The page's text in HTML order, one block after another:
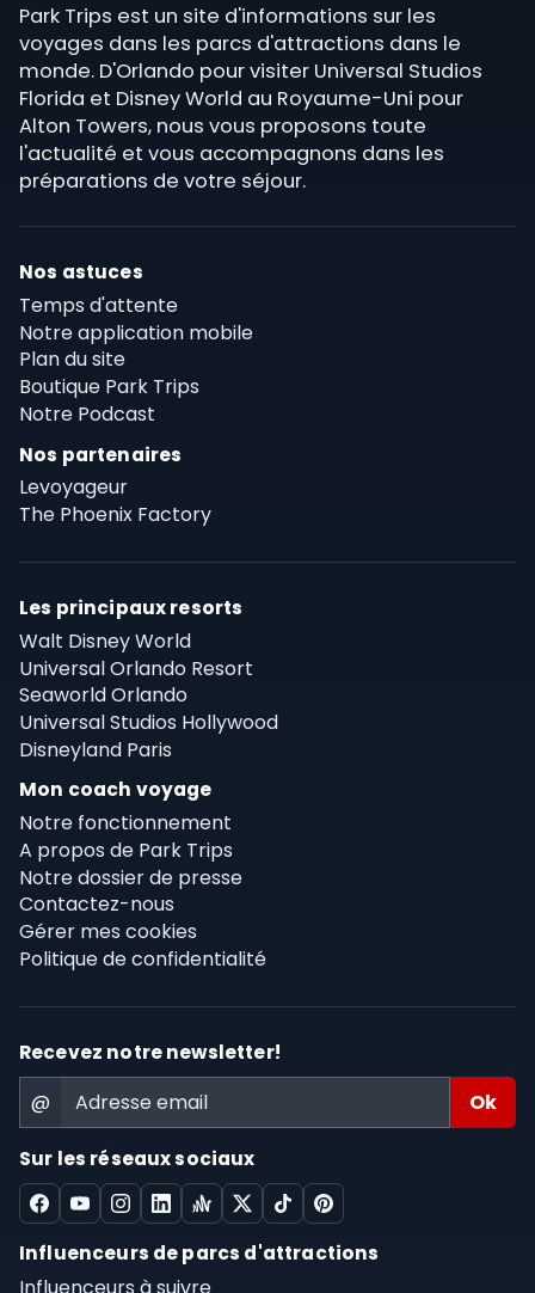
Park Trips est un site d'informations sur les
voyages dans les parcs d'attractions dans le
monde. D'Orlando pour visiter Universal Studios
Florida et Disney World au Royaume-Uni pour
Alton Towers, nous vous proposons toute
l'actualité et vous accompagnons dans les
préparations de votre séjour.
Nos astuces
Temps d'attente
Notre application mobile
Plan du site
Boutique Park Trips
Notre Podcast
Nos partenaires
Levoyageur
The Phoenix Factory
Les principaux resorts
Walt Disney World
Universal Orlando Resort
Seaworld Orlando
Universal Studios Hollywood
Disneyland Paris
Mon coach voyage
Notre fonctionnement
A propos de Park Trips
Notre dossier de presse
Contactez-nous
Gérer mes cookies
Politique de confidentialité
Recevez notre newsletter!
@
Sur les réseaux sociaux
Influenceurs de parcs d'attractions
Influenceurs à suivre